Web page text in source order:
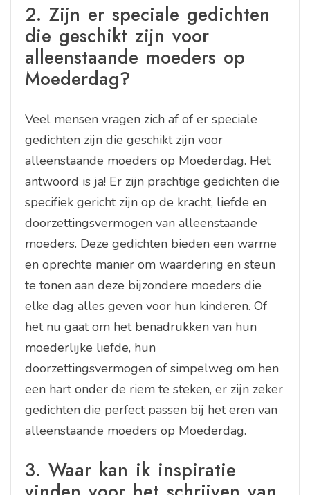
2. Zijn er speciale gedichten
die geschikt zijn voor
alleenstaande moeders op
Moederdag?
Veel mensen vragen zich af of er speciale
gedichten zijn die geschikt zijn voor
alleenstaande moeders op Moederdag. Het
antwoord is ja! Er zijn prachtige gedichten die
specifiek gericht zijn op de kracht, liefde en
doorzettingsvermogen van alleenstaande
moeders. Deze gedichten bieden een warme
en oprechte manier om waardering en steun
te tonen aan deze bijzondere moeders die
elke dag alles geven voor hun kinderen. Of
het nu gaat om het benadrukken van hun
moederlijke liefde, hun
doorzettingsvermogen of simpelweg om hen
een hart onder de riem te steken, er zijn zeker
gedichten die perfect passen bij het eren van
alleenstaande moeders op Moederdag.
3. Waar kan ik inspiratie